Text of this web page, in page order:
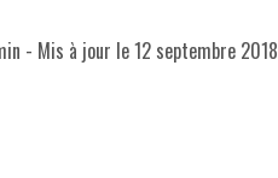
- Mis à jour le12 septembre 2018